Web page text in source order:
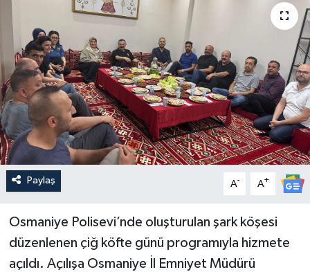
Paylaş A- A+
Osmaniye Polisevi’nde oluşturulan şark köşesi
düzenlenen çiğ köfte günü programıyla hizmete
açıldı. Açılışa Osmaniye İl Emniyet Müdürü